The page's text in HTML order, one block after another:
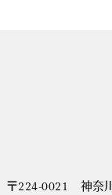
〒224-0021 神奈